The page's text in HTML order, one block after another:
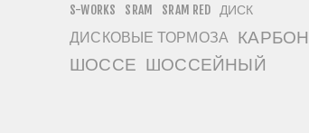
S-WORKS SRAM SRAM RED ДИСК
ДИСКОВЫЕ ТОРМОЗА КАРБОН
ШОССЕ ШОССЕЙНЫЙ